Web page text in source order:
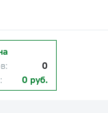
0
0 руб.